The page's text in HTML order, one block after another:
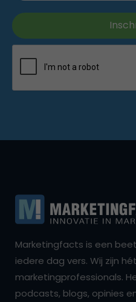
Marketingfacts is een
iedere dag vers. Wij zijn
marketingprofessionals.
podcasts, blogs, opinies